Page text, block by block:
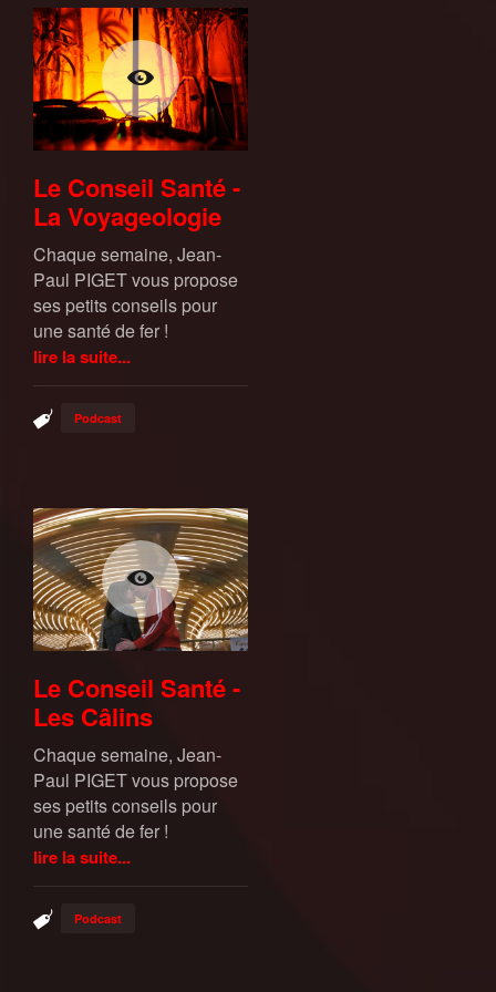
Le Conseil Santé -
La Voyageologie
Chaque semaine, Jean-
Paul PIGET vous propose
ses petits conseils pour
une santé de fer !
lire la suite...
Podcast
Le Conseil Santé -
Les Câlins
Chaque semaine, Jean-
Paul PIGET vous propose
ses petits conseils pour
une santé de fer !
lire la suite...
Podcast